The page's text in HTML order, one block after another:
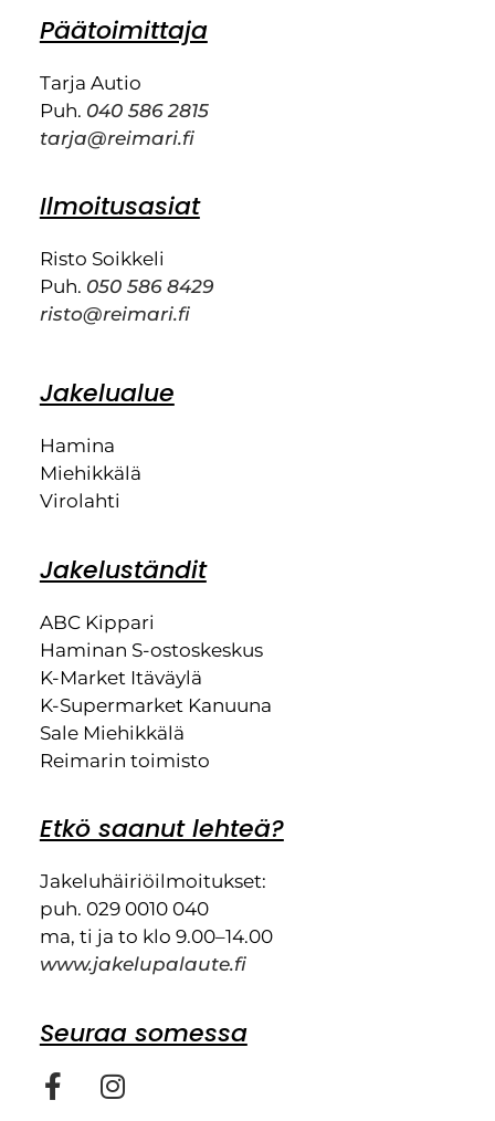
Päätoimittaja
Tarja Autio
Puh. 040 586 2815
tarja@reimari.fi
Ilmoitusasiat
Risto Soikkeli
Puh. 050 586 8429
risto@reimari.fi
Jakelualue
Hamina
Miehikkälä
Virolahti
Jakeluständit
ABC Kippari
Haminan S-ostoskeskus
K-Market Itäväylä
K-Supermarket Kanuuna
Sale Miehikkälä
Reimarin toimisto
Etkö saanut lehteä?
Jakeluhäiriöilmoitukset:
puh. 029 0010 040
ma, ti ja to klo 9.00–14.00
www.jakelupalaute.fi
Seuraa somessa